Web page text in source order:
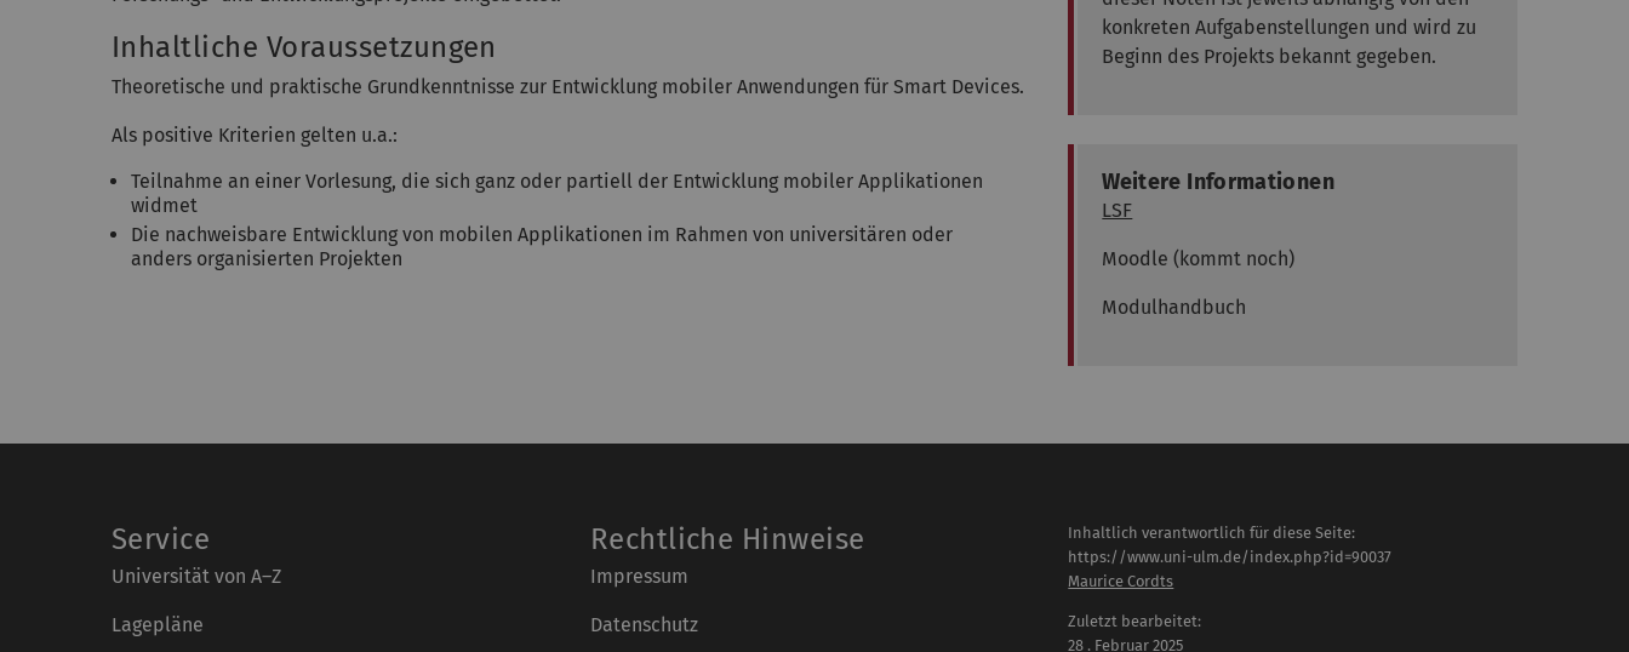
Inhaltliche Voraussetzungen
Theoretische und praktische Grundkenntnisse zur Entwicklung mobiler Anwendungen für Smart Devices.
Als positive Kriterien gelten u.a.:
Teilnahme an einer Vorlesung, die sich ganz oder partiell der Entwicklung mobiler Applikationen
widmet
Die nachweisbare Entwicklung von mobilen Applikationen im Rahmen von universitären oder
anders organisierten Projekten
konkreten Aufgabenstellungen und wird zu
Beginn des Projekts bekannt gegeben.
Weitere Informationen
LSF
Moodle (kommt noch)
Modulhandbuch
Service
Universität von A–Z
Lagepläne
Rechtliche Hinweise
Impressum
Datenschutz
Inhaltlich verantwortlich für diese Seite:
https://www.uni-ulm.de/index.php?id=90037
Maurice Cordts
Zuletzt bearbeitet:
28 . Februar 2025